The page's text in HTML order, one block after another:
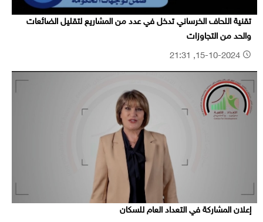
تقنية اللحاف الخرساني تدخل في عدد من المشاريع لتقليل الضائعات
والحد من التجاوزات
إعلان المشاركة في التعداد العام للسكان